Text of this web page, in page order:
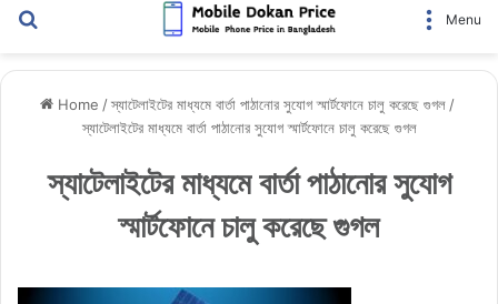
Menu
Home /স্যাটেলাইটের মাধ্যমে বার্তা পাঠানোর সুযোগ স্মার্টফোনে চালু করেছে গুগল /
স্যাটেলাইটের মাধ্যমে বার্তা পাঠানোর সুযোগ স্মার্টফোনে চালু করেছে গুগল
স্যাটেলাইটের মাধ্যমে বার্তা পাঠানোর সুযোগ
স্মার্টফোনে চালু করেছে গুগল